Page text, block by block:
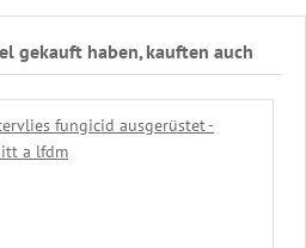
gekauft haben, kauften auch
fungicid ausgerüstet -
a lfdm